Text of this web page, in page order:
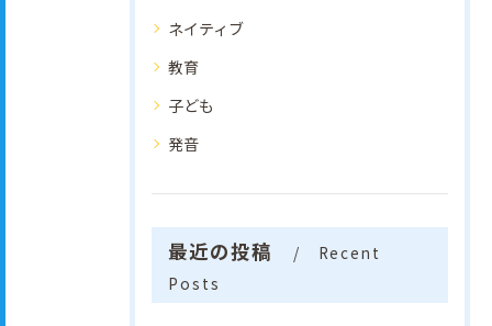
ネイティブ
教育
子ども
発音
最近の投稿
Recent
Posts